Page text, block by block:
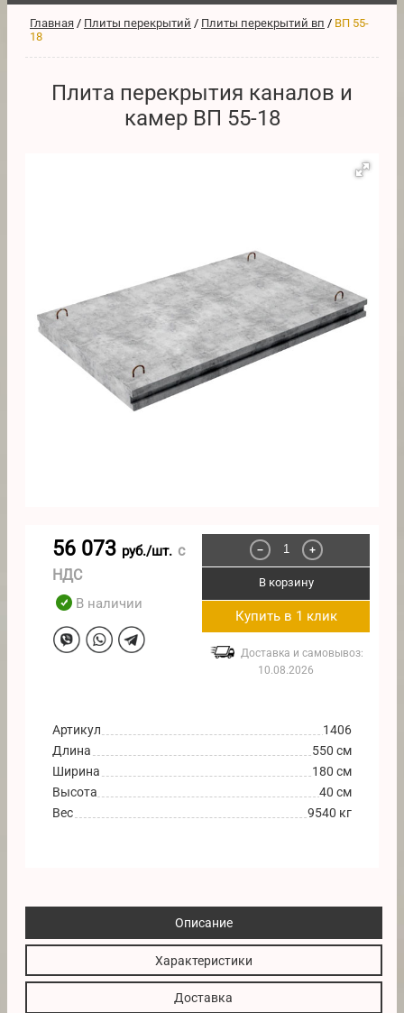
Главная / Плиты перекрытий / Плиты перекрытий вп / ВП 55-
18
Плита перекрытия каналов и
камер ВП 55-18
56 073 руб./шт. с
НДС
В наличии
− +
В корзину
Купить в 1 клик
Доставка и самовывоз:
10.08.2026
Артикул
1406
Длина
550 см
Ширина
180 см
Высота
40 см
Вес
9540 кг
Описание
Характеристики
Доставка